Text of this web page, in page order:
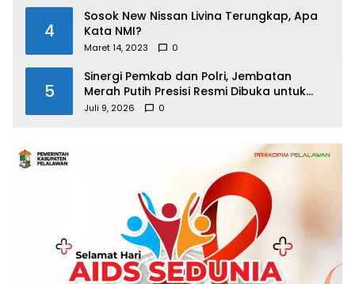
4
Sosok New Nissan Livina Terungkap, Apa
Kata NMI?
Maret 14, 2023 0
5
Sinergi Pemkab dan Polri, Jembatan
Merah Putih Presisi Resmi Dibuka untuk
Masyarakat Desa Rangsang
Juli 9, 2026 0